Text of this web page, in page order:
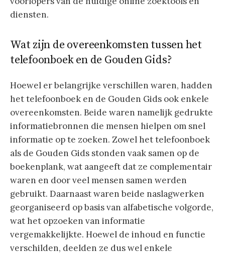
diensten.
Wat zijn de overeenkomsten tussen het
telefoonboek en de Gouden Gids?
Hoewel er belangrijke verschillen waren, hadden
het telefoonboek en de Gouden Gids ook enkele
overeenkomsten. Beide waren namelijk gedrukte
informatiebronnen die mensen hielpen om snel
informatie op te zoeken. Zowel het telefoonboek
als de Gouden Gids stonden vaak samen op de
boekenplank, wat aangeeft dat ze complementair
waren en door veel mensen samen werden
gebruikt. Daarnaast waren beide naslagwerken
georganiseerd op basis van alfabetische volgorde,
wat het opzoeken van informatie
vergemakkelijkte. Hoewel de inhoud en functie
verschilden, deelden ze dus wel enkele